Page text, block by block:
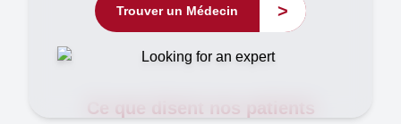
Trouver un Médecin >
Ce que disent nos patients